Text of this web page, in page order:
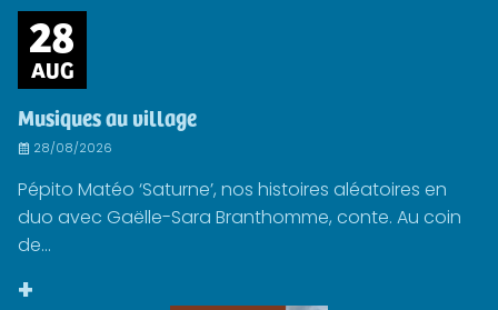
28
AUG
Musiques au village
28/08/2026
Pépito Matéo ‘Saturne’, nos histoires aléatoires en
duo avec Gaëlle-Sara Branthomme, conte. Au coin
de...
+